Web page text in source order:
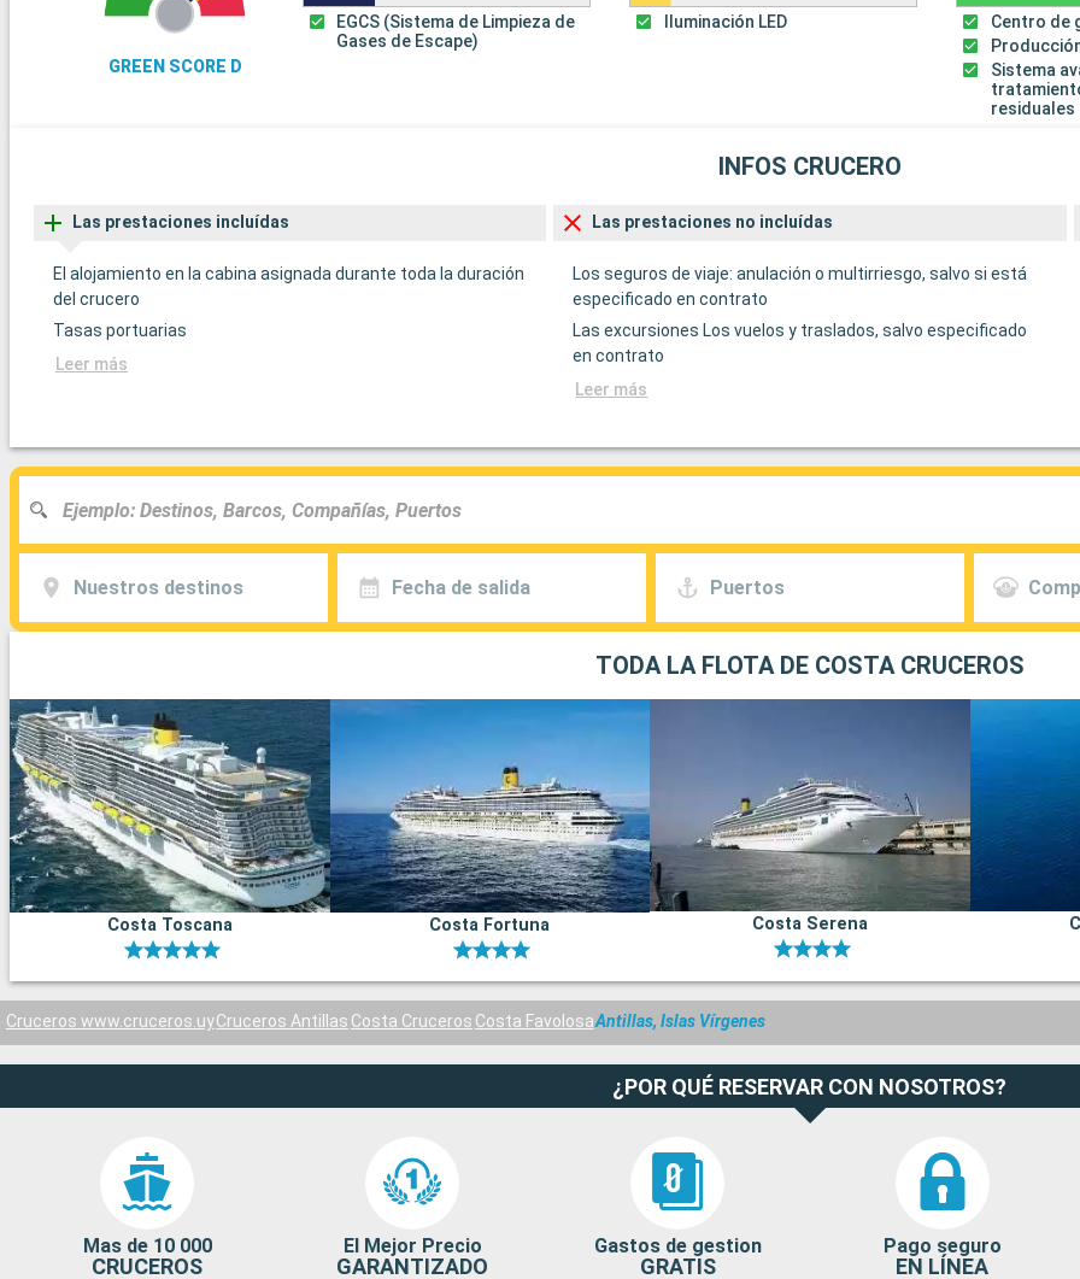
GREEN SCORE D
EGCS (Sistema de Limpieza de
Gases de Escape)
Iluminación LED
Centro de
Sistema
residuales
INFOS CRUCERO
Las prestaciones incluídas
El alojamiento en la cabina asignada durante toda la duración
del crucero
Tasas portuarias
Leer más
Las prestaciones no incluídas
Los seguros de viaje: anulación o multirriesgo, salvo si está
especificado en contrato
Las excursiones Los vuelos y traslados, salvo especificado
en contrato
Leer más
Nuestros destinos Fecha de salida Puertos
TODA LA FLOTA DE COSTA CRUCEROS
Costa Toscana Costa Fortuna Costa Serena
Cruceros www.cruceros.uyCruceros Antillas Costa Cruceros Costa FavolosaAntillas, Islas Vírgenes
¿POR QUÉ RESERVAR CON NOSOTROS?
Mas de 10 000
CRUCEROS
El Mejor Precio
GARANTIZADO
Gastos de gestion
GRATIS
Pago seguro
EN LÍNEA